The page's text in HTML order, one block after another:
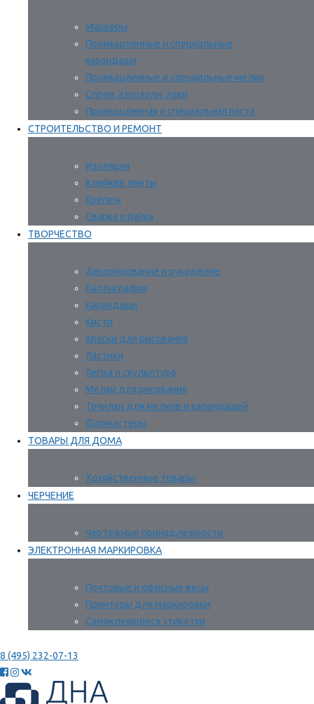
Маркеры
Промышленные и специальные
карандаши
Промышленные и специальные мелки
Спреи, аэрозоли, лаки
Промышленная и специальная паста
СТРОИТЕЛЬСТВО И РЕМОНТ
Изоляция
Клейкие ленты
Крепеж
Сварка и пайка
ТВОРЧЕСТВО
Декорирование и рукоделие
Каллиграфия
Карандаши
Кисти
Краски для рисования
Ластики
Лепка и скульптура
Мелки для рисования
Точилки для мелков и карандашей
Фломастеры
ТОВАРЫ ДЛЯ ДОМА
Хозяйственные товары
ЧЕРЧЕНИЕ
Чертежные принадлежности
ЭЛЕКТРОННАЯ МАРКИРОВКА
Почтовые и офисные весы
Принтеры для маркировки
Самоклеящиеся этикетки
8 (495) 232-07-13